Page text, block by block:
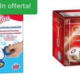
In offerta!